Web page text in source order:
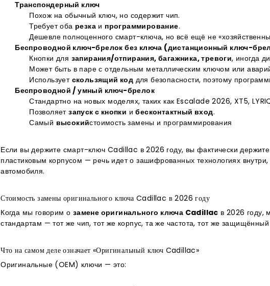
Транспондерный ключ
Похож на обычный ключ, но содержит чип.
Требует оба резка и программирование.
Дешевле полноценного смарт-ключа, но всё ещё не
Беспроводной ключ-брелок без ключа (дистанционный ключ-
Кнопки для запирания/отпирания, багажника, тревоги, иногда
Может быть в паре с отдельным металлическим ключом или
Использует скользящий код для безопасности, поэтому
Беспроводной / умный ключ-брелок
Стандартно на новых моделях, таких как Escalade 2026, XT5,
Позволяетзапуск с кнопки ибесконтактный вход.
Самый высокийстоимость замены и программирования
Если вы держите смарт-ключ Cadillac в 2026 году, вы фактически
пластиковым корпусом — речь идет о зашифрованных технологиях
автомобиля.
Стоимость замены оригинального ключа Cadillac в 2026 году
Когда мы говорим о замене оригинального ключа Cadillac в 2026 году,
стандартам — тот же чип, тот же корпус, та же частота, тот же
Что на самом деле означает «Оригинальный ключ Cadillac»
Оригинальные (OEM) ключи — это: